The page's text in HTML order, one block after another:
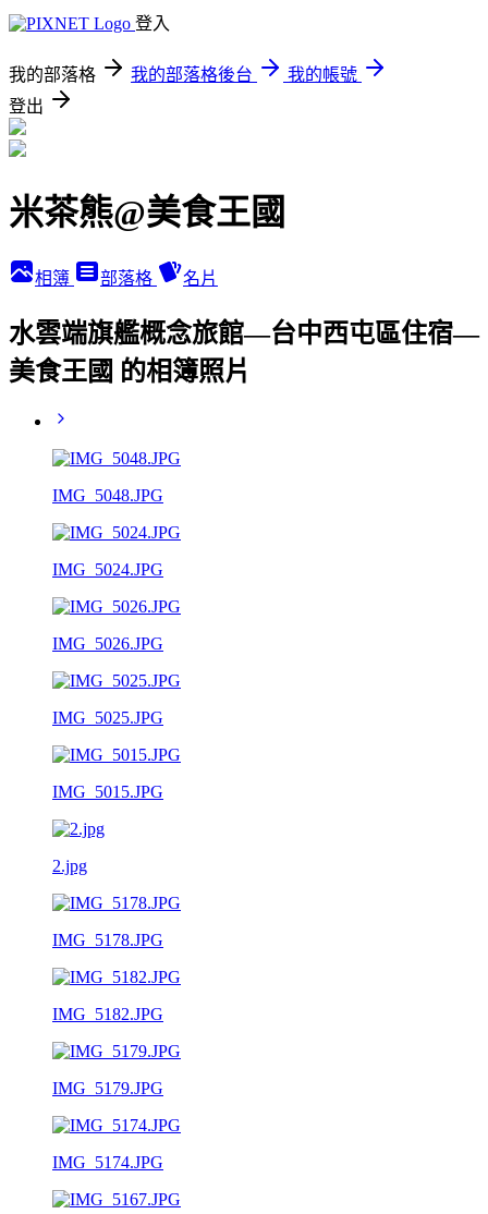
登入
我的部落格 我的部落格後台
我的帳號
登出
米茶熊@美食王國
相簿 部落格 名片
水雲端旗艦概念旅館—台中西屯區住宿—
美食王國 的相簿照片
IMG_5048.JPG
IMG_5024.JPG
IMG_5026.JPG
IMG_5025.JPG
IMG_5015.JPG
2.jpg
IMG_5178.JPG
IMG_5182.JPG
IMG_5179.JPG
IMG_5174.JPG